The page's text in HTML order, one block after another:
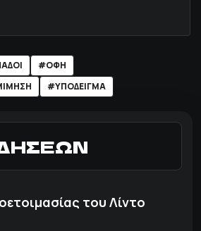
#ΟΦΗ
#ΥΠΟΔΕΙΓΜΑ
του Λίντο